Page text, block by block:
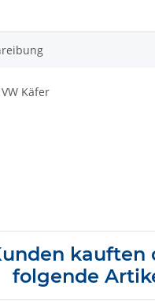
VW Käfer
kauften
folgende